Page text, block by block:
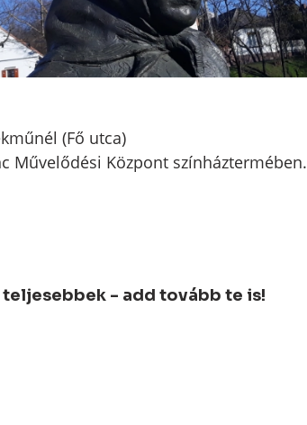
(Fő utca)
Művelődési Központ színháztermében.
- add tovább te is!